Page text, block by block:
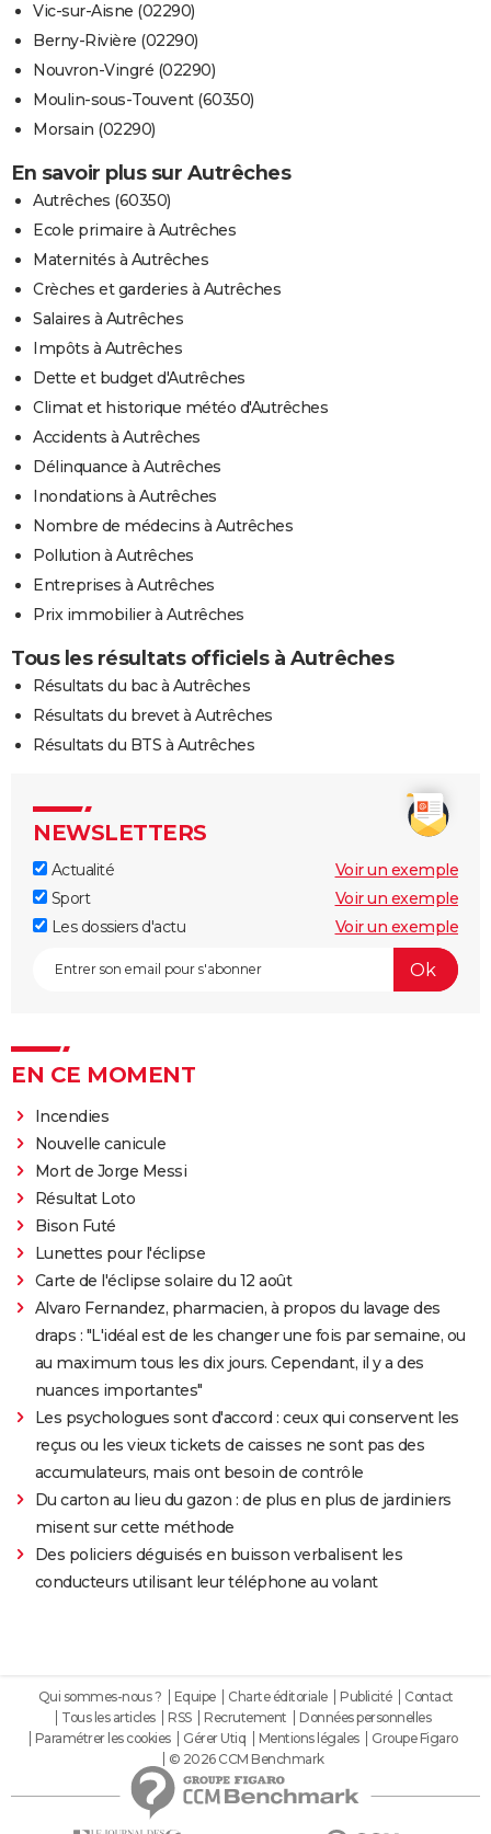
Vic-sur-Aisne (02290)
Berny-Rivière (02290)
Nouvron-Vingré (02290)
Moulin-sous-Touvent (60350)
Morsain (02290)
En savoir plus sur Autrêches
Autrêches (60350)
Ecole primaire à Autrêches
Maternités à Autrêches
Crèches et garderies à Autrêches
Salaires à Autrêches
Impôts à Autrêches
Dette et budget d'Autrêches
Climat et historique météo d'Autrêches
Accidents à Autrêches
Délinquance à Autrêches
Inondations à Autrêches
Nombre de médecins à Autrêches
Pollution à Autrêches
Entreprises à Autrêches
Prix immobilier à Autrêches
Tous les résultats officiels à Autrêches
Résultats du bac à Autrêches
Résultats du brevet à Autrêches
Résultats du BTS à Autrêches
NEWSLETTERS
Actualité
Voir un exemple
Sport
Voir un exemple
Les dossiers d'actu
Voir un exemple
EN CE MOMENT
Incendies
Nouvelle canicule
Mort de Jorge Messi
Résultat Loto
Bison Futé
Lunettes pour l'éclipse
Carte de l'éclipse solaire du 12 août
Alvaro Fernandez, pharmacien, à propos du lavage des
draps : "L'idéal est de les changer une fois par semaine, ou
au maximum tous les dix jours. Cependant, il y a des
nuances importantes"
Les psychologues sont d'accord : ceux qui conservent les
reçus ou les vieux tickets de caisses ne sont pas des
accumulateurs, mais ont besoin de contrôle
Du carton au lieu du gazon : de plus en plus de jardiniers
misent sur cette méthode
Des policiers déguisés en buisson verbalisent les
conducteurs utilisant leur téléphone au volant
Qui sommes-nous ? Equipe Charte éditoriale Publicité
Contact
Tous les articles
RSS Recrutement
Données personnelles
Paramétrer les cookies
Gérer Utiq Mentions légales
Groupe Figaro
© 2026 CCM Benchmark